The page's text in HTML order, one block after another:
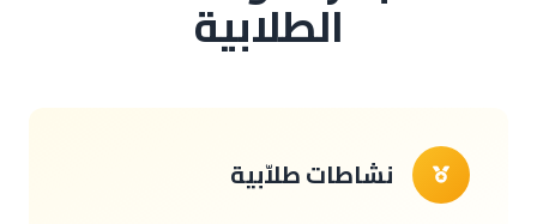
الطلابية
نشاطات طلاّبية